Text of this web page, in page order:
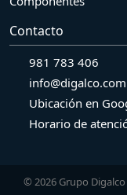
Contacto
981 783 406
info@digalco.com
Ubicación en
Horario de
© 2026 Grupo Digalco